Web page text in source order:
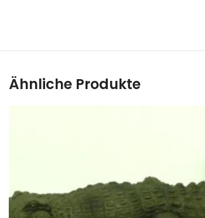
Ähnliche Produkte